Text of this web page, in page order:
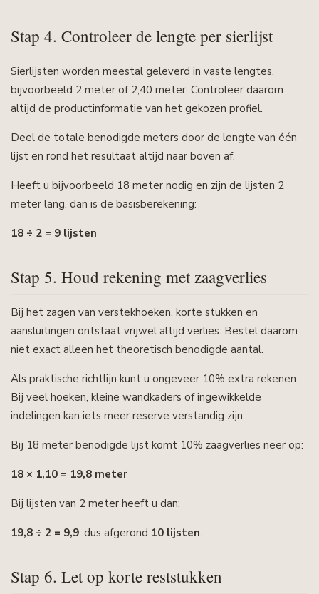
Stap 4. Controleer de lengte per sierlijst
Sierlijsten worden meestal geleverd in vaste lengtes,
bijvoorbeeld 2 meter of 2,40 meter. Controleer daarom
altijd de productinformatie van het gekozen profiel.
Deel de totale benodigde meters door de lengte van één
lijst en rond het resultaat altijd naar boven af.
Heeft u bijvoorbeeld 18 meter nodig en zijn de lijsten 2
meter lang, dan is de basisberekening:
18 ÷ 2 = 9 lijsten
Stap 5. Houd rekening met zaagverlies
Bij het zagen van verstekhoeken, korte stukken en
aansluitingen ontstaat vrijwel altijd verlies. Bestel daarom
niet exact alleen het theoretisch benodigde aantal.
Als praktische richtlijn kunt u ongeveer 10% extra rekenen.
Bij veel hoeken, kleine wandkaders of ingewikkelde
indelingen kan iets meer reserve verstandig zijn.
Bij 18 meter benodigde lijst komt 10% zaagverlies neer op:
18 × 1,10 = 19,8 meter
Bij lijsten van 2 meter heeft u dan:
19,8 ÷ 2 = 9,9, dus afgerond 10 lijsten.
Stap 6. Let op korte reststukken